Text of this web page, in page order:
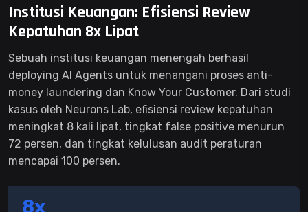
Institusi Keuangan: Efisiensi Review
Kepatuhan 8x Lipat
Sebuah institusi keuangan menengah berhasil
deploying AI Agents untuk menangani proses anti-
money laundering dan Know Your Customer. Dari studi
kasus oleh Neurons Lab, efisiensi review kepatuhan
meningkat 8 kali lipat, tingkat false positive menurun
72 persen, dan tingkat kelulusan audit peraturan
mencapai 100 persen.
8x